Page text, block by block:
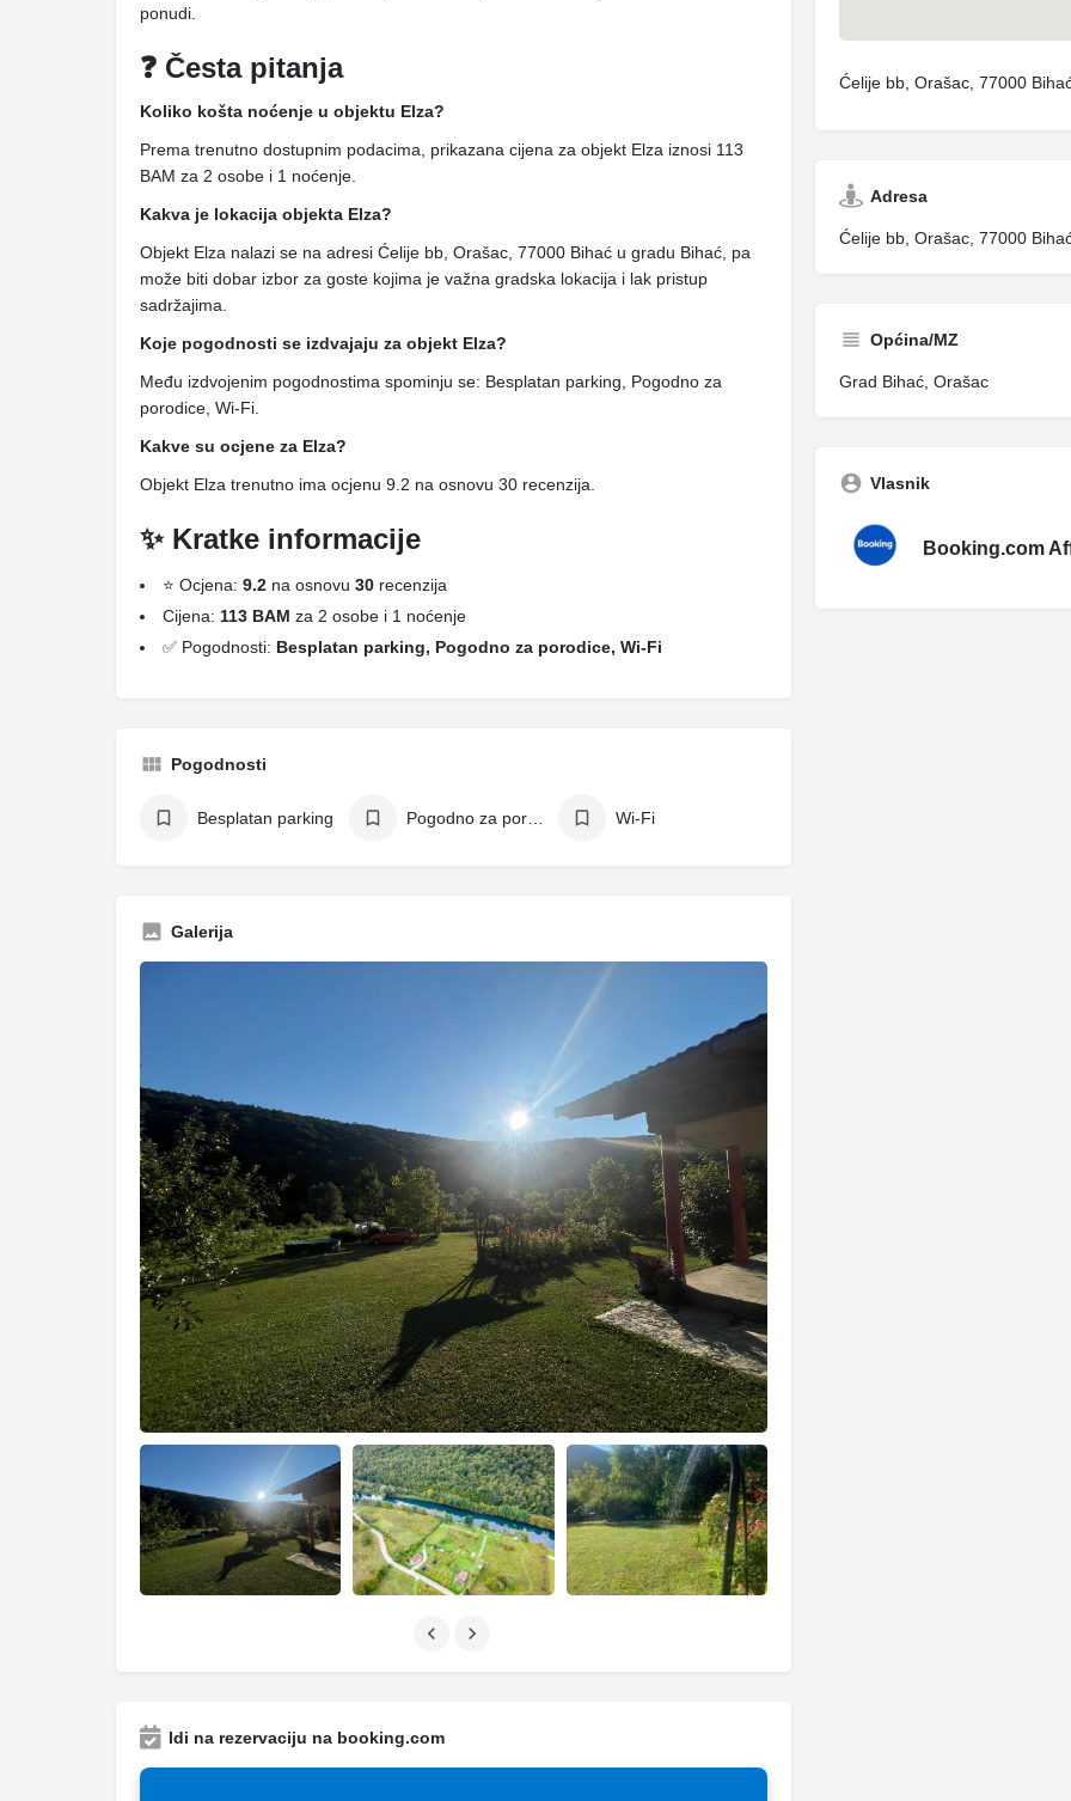
ponudi.
❓ Česta pitanja
Koliko košta noćenje u objektu Elza?
Prema trenutno dostupnim podacima, prikazana cijena za objekt Elza iznosi 113
BAM za 2 osobe i 1 noćenje.
Kakva je lokacija objekta Elza?
Objekt Elza nalazi se na adresi Ćelije bb, Orašac, 77000 Bihać u gradu Bihać, pa
može biti dobar izbor za goste kojima je važna gradska lokacija i lak pristup
sadržajima.
Koje pogodnosti se izdvajaju za objekt Elza?
Među izdvojenim pogodnostima spominju se: Besplatan parking, Pogodno za
porodice, Wi-Fi.
Kakve su ocjene za Elza?
Objekt Elza trenutno ima ocjenu 9.2 na osnovu 30 recenzija.
✨ Kratke informacije
⭐ Ocjena: 9.2 na osnovu 30 recenzija
Cijena: 113 BAM za 2 osobe i 1 noćenje
✅ Pogodnosti: Besplatan parking, Pogodno za porodice, Wi-Fi
Pogodnosti
Besplatan parking Pogodno za porodice Wi-Fi
Galerija
Idi na rezervaciju na booking.com
Ćelije bb, Orašac, 77000
Adresa
Ćelije bb, Orašac, 77000
Općina/MZ
Grad Bihać, Orašac
Vlasnik
Booking.com